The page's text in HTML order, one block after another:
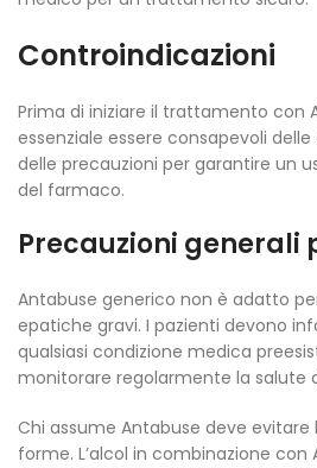
Controindicazioni
Prima di iniziare il trattamento con
essenziale essere consapevoli
delle precauzioni per garantire un
del farmaco.
Precauzioni generali
Antabuse generico non è adatto
epatiche gravi. I pazienti devono
qualsiasi condizione medica
monitorare regolarmente la salute
Chi assume Antabuse deve evitare
forme. L’alcol in combinazione